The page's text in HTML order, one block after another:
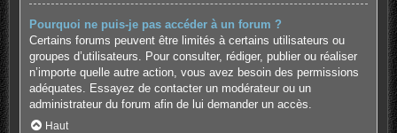
Pourquoi ne puis-je pas accéder à un forum ?
Certains forums peuvent être limités à certains utilisateurs ou
groupes d’utilisateurs. Pour consulter, rédiger, publier ou réaliser
n’importe quelle autre action, vous avez besoin des permissions
adéquates. Essayez de contacter un modérateur ou un
administrateur du forum afin de lui demander un accès.
Haut